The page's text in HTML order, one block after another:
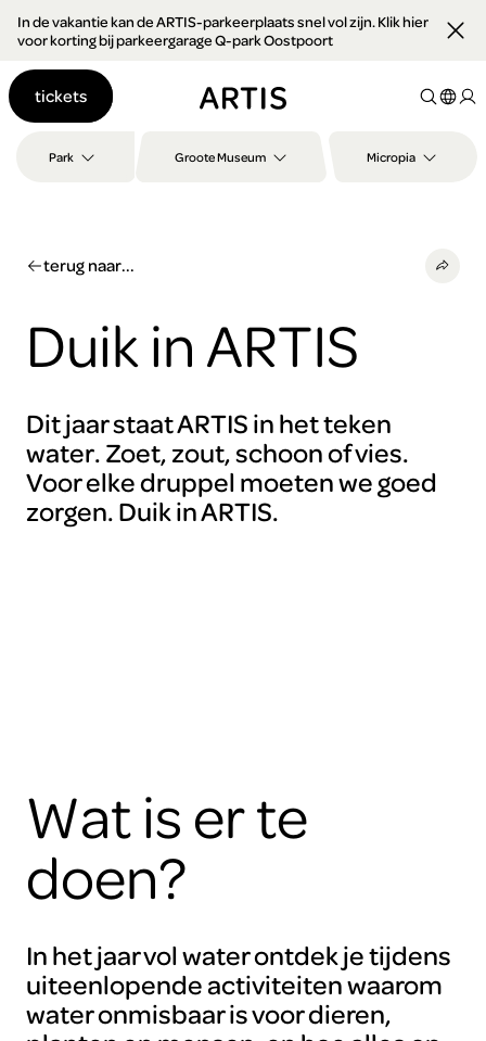
Ga naar
content
Ga
naar
zoeken
naar
In de vakantie kan de ARTIS-parkeerplaats snel vol zijn. Klik hier
voor korting bij parkeergarage Q-park Oostpoort
Park Groote Museum Micropia
tickets
terug naar...
Duik in ARTIS
Dit jaar staat ARTIS in het teken
water. Zoet, zout, schoon of vies.
Voor elke druppel moeten we goed
zorgen. Duik in ARTIS.
Om
deze
Wat is er te
doen?
In het jaar vol water ontdek je tijdens
uiteenlopende activiteiten waarom
water onmisbaar is voor dieren,